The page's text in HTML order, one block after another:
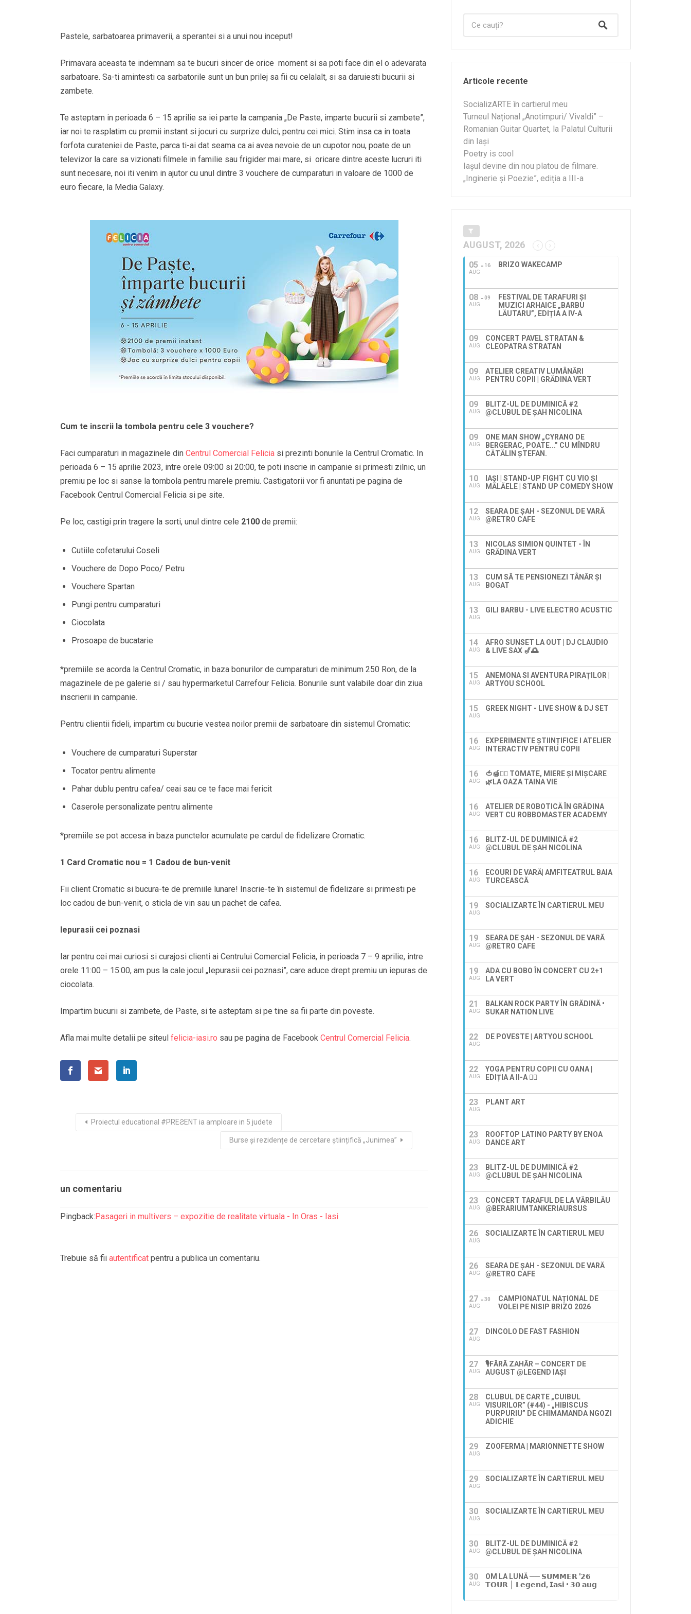
Pastele, sarbatoarea primaverii, a sperantei si a unui nou inceput!
Primavara aceasta te indemnam sa te bucuri sincer de orice moment si sa poti face din el o adevarata
sarbatoare. Sa-ti amintesti ca sarbatorile sunt un bun prilej sa fii cu celalalt, si sa daruiesti bucurii si
zambete.
Te asteptam in perioada 6 – 15 aprilie sa iei parte la campania „De Paste, imparte bucurii si zambete”,
iar noi te rasplatim cu premii instant si jocuri cu surprize dulci, pentru cei mici. Stim insa ca in toata
forfota curateniei de Paste, parca ti-ai dat seama ca ai avea nevoie de un cupotor nou, poate de un
televizor la care sa vizionati filmele in familie sau frigider mai mare, si oricare dintre aceste lucruri iti
sunt necesare, noi iti venim in ajutor cu unul dintre 3 vouchere de cumparaturi in valoare de 1000 de
euro fiecare, la Media Galaxy.
Cum te inscrii la tombola pentru cele 3 vouchere?
Faci cumparaturi in magazinele din Centrul Comercial Felicia si prezinti bonurile la Centrul Cromatic. In
perioada 6 – 15 aprilie 2023, intre orele 09:00 si 20:00, te poti inscrie in campanie si primesti zilnic, un
premiu pe loc si sanse la tombola pentru marele premiu. Castigatorii vor fi anuntati pe pagina de
Facebook Centrul Comercial Felicia si pe site.
Pe loc, castigi prin tragere la sorti, unul dintre cele 2100 de premii:
Cutiile cofetarului Coseli
Vouchere de Dopo Poco/ Petru
Vouchere Spartan
Pungi pentru cumparaturi
Ciocolata
Prosoape de bucatarie
*premiile se acorda la Centrul Cromatic, in baza bonurilor de cumparaturi de minimum 250 Ron, de la
magazinele de pe galerie si / sau hypermarketul Carrefour Felicia. Bonurile sunt valabile doar din ziua
inscrierii in campanie.
Pentru clientii fideli, impartim cu bucurie vestea noilor premii de sarbatoare din sistemul Cromatic:
Vouchere de cumparaturi Superstar
Tocator pentru alimente
Pahar dublu pentru cafea/ ceai sau ce te face mai fericit
Caserole personalizate pentru alimente
*premiile se pot accesa in baza punctelor acumulate pe cardul de fidelizare Cromatic.
1 Card Cromatic nou = 1 Cadou de bun-venit
Fii client Cromatic si bucura-te de premiile lunare! Inscrie-te în sistemul de fidelizare si primesti pe
loc cadou de bun-venit, o sticla de vin sau un pachet de cafea.
Iepurasii cei poznasi
Iar pentru cei mai curiosi si curajosi clienti ai Centrului Comercial Felicia, in perioada 7 – 9 aprilie, intre
orele 11:00 – 15:00, am pus la cale jocul „Iepurasii cei poznasi”, care aduce drept premiu un iepuras de
ciocolata.
Impartim bucurii si zambete, de Paste, si te asteptam si pe tine sa fii parte din poveste.
Afla mai multe detalii pe siteul felicia-iasi.ro sau pe pagina de Facebook Centrul Comercial Felicia.
Proiectul educational #PREƧENT ia amploare in 5 judete
Burse și rezidențe de cercetare științifică „Junimea”
un comentariu
Pingback:Pasageri in multivers – expozitie de realitate virtuala - In Oras - Iasi
Trebuie să fii autentificat pentru a publica un comentariu.
Articole recente
SocializARTE în cartierul meu
Turneul Național „Anotimpuri/ Vivaldi” –
Romanian Guitar Quartet, la Palatul Culturii
din Iași
Poetry is cool
Iașul devine din nou platou de filmare.
„Inginerie și Poezie”, ediția a III-a
AUGUST, 2026
05
AUG
16 BRIZO WAKECAMP
08
AUG
09
FESTIVAL DE TARAFURI ȘI
MUZICI ARHAICE „BARBU
LĂUTARU”, EDIȚIA A IV-A
09
AUG
CONCERT PAVEL STRATAN &
CLEOPATRA STRATAN
09
AUG
ATELIER CREATIV LUMÂNĂRI
PENTRU COPII | GRĂDINA VERT
09
AUG
BLITZ-UL DE DUMINICĂ #2
@CLUBUL DE ȘAH NICOLINA
09
AUG
ONE MAN SHOW „CYRANO DE
BERGERAC, POATE...” CU MÎNDRU
CĂTĂLIN ȘTEFAN.
10
AUG
IAȘI | STAND-UP FIGHT CU VIO ȘI
MĂLĂELE | STAND UP COMEDY SHOW
12
AUG
SEARA DE ȘAH - SEZONUL DE VARĂ
@RETRO CAFE
13
AUG
NICOLAS SIMION QUINTET - ÎN
GRĂDINA VERT
13
AUG
CUM SĂ TE PENSIONEZI TÂNĂR ȘI
BOGAT
13
AUG
GILI BARBU - LIVE ELECTRO ACUSTIC
14
AUG
AFRO SUNSET LA OUT | DJ CLAUDIO
& LIVE SAX 🎷🌅
15
AUG
ANEMONA SI AVENTURA PIRAȚILOR |
ARTYOU SCHOOL
15
AUG
GREEK NIGHT - LIVE SHOW & DJ SET
16
AUG
EXPERIMENTE ȘTIINȚIFICE I ATELIER
INTERACTIV PENTRU COPII
16
AUG
🍅🍯🚶‍♀️ TOMATE, MIERE ȘI MIȘCARE
🌿LA OAZA TAINA VIE
16
AUG
ATELIER DE ROBOTICĂ ÎN GRĂDINA
VERT CU ROBBOMASTER ACADEMY
16
AUG
BLITZ-UL DE DUMINICĂ #2
@CLUBUL DE ȘAH NICOLINA
16
AUG
ECOURI DE VARĂ| AMFITEATRUL BAIA
TURCEASCĂ
19
AUG
SOCIALIZARTE ÎN CARTIERUL MEU
19
AUG
SEARA DE ȘAH - SEZONUL DE VARĂ
@RETRO CAFE
19
AUG
ADA CU BOBO ÎN CONCERT CU 2+1
LA VERT
21
AUG
BALKAN ROCK PARTY ÎN GRĂDINĂ •
SUKAR NATION LIVE
22
AUG
DE POVESTE | ARTYOU SCHOOL
22
AUG
YOGA PENTRU COPII CU OANA |
EDIȚIA A II-A 🧘‍♀️
23
AUG
PLANT ART
23
AUG
ROOFTOP LATINO PARTY BY ENOA
DANCE ART
23
AUG
BLITZ-UL DE DUMINICĂ #2
@CLUBUL DE ȘAH NICOLINA
23
AUG
CONCERT TARAFUL DE LA VĂRBILĂU
@BERARIUMTANKERIAURSUS
26
AUG
SOCIALIZARTE ÎN CARTIERUL MEU
26
AUG
SEARA DE ȘAH - SEZONUL DE VARĂ
@RETRO CAFE
27
AUG
30
CAMPIONATUL NAȚIONAL DE
VOLEI PE NISIP BRIZO 2026
27
AUG
DINCOLO DE FAST FASHION
27
AUG
🎙️FĂRĂ ZAHĂR – CONCERT DE
AUGUST @LEGEND IAŞI
28
AUG
CLUBUL DE CARTE „CUIBUL
VISURILOR” (#44) - „HIBISCUS
PURPURIU” DE CHIMAMANDA NGOZI
ADICHIE
29
AUG
ZOOFERMA | MARIONNETTE SHOW
29
AUG
SOCIALIZARTE ÎN CARTIERUL MEU
30
AUG
SOCIALIZARTE ÎN CARTIERUL MEU
30
AUG
BLITZ-UL DE DUMINICĂ #2
@CLUBUL DE ȘAH NICOLINA
30
AUG
OM LA LUNĂ ── 𝗦𝗨𝗠𝗠𝗘𝗥 '𝟮𝟲
𝗧𝗢𝗨𝗥 │ 𝗟𝗲𝗴𝗲𝗻𝗱, 𝗜𝗮𝘀𝗶 • 𝟯𝟬 𝗮𝘂𝗴